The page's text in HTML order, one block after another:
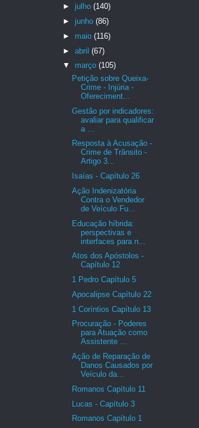
► julho (140)
► junho (86)
► maio (116)
► abril (67)
▼ março (105)
Petição sobre Queixa-
Crime - Injúria -
Ofereciment...
Gestão por indicadores:
avaliar para qualificar
a ...
Resposta à Acusação -
Crime de Trânsito -
Artigo 3...
Isaías - Capítulo 26
Ação Indenizatória
Contra o Vendedor
de Veículo Fu...
Educação híbrida:
perspectivas e
interfaces para n...
Atos dos Apóstolos -
Capítulo 12
1 Pedro Capítulo 5
Apocalipse Capítulo 22
1 Coríntios Capítulo 13
Procuração - Poderes
para Atuação como
Assistente ...
Ação de Reparação de
Danos Causados por
Veículo da...
Romanos Capítulo 11
Lucas - Capítulo 3
Romanos Capítulo 1